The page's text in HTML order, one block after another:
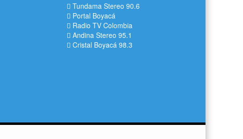
Tundama Stereo 90.6
Portal Boyacá
Radio TV Colombia
Andina Stereo 95.1
Cristal Boyacá 98.3